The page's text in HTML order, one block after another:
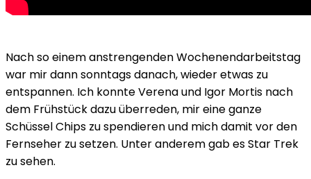
Nach so einem anstrengenden Wochenendarbeitstag
war mir dann sonntags danach, wieder etwas zu
entspannen. Ich konnte Verena und Igor Mortis nach
dem Frühstück dazu überreden, mir eine ganze
Schüssel Chips zu spendieren und mich damit vor den
Fernseher zu setzen. Unter anderem gab es Star Trek
zu sehen.